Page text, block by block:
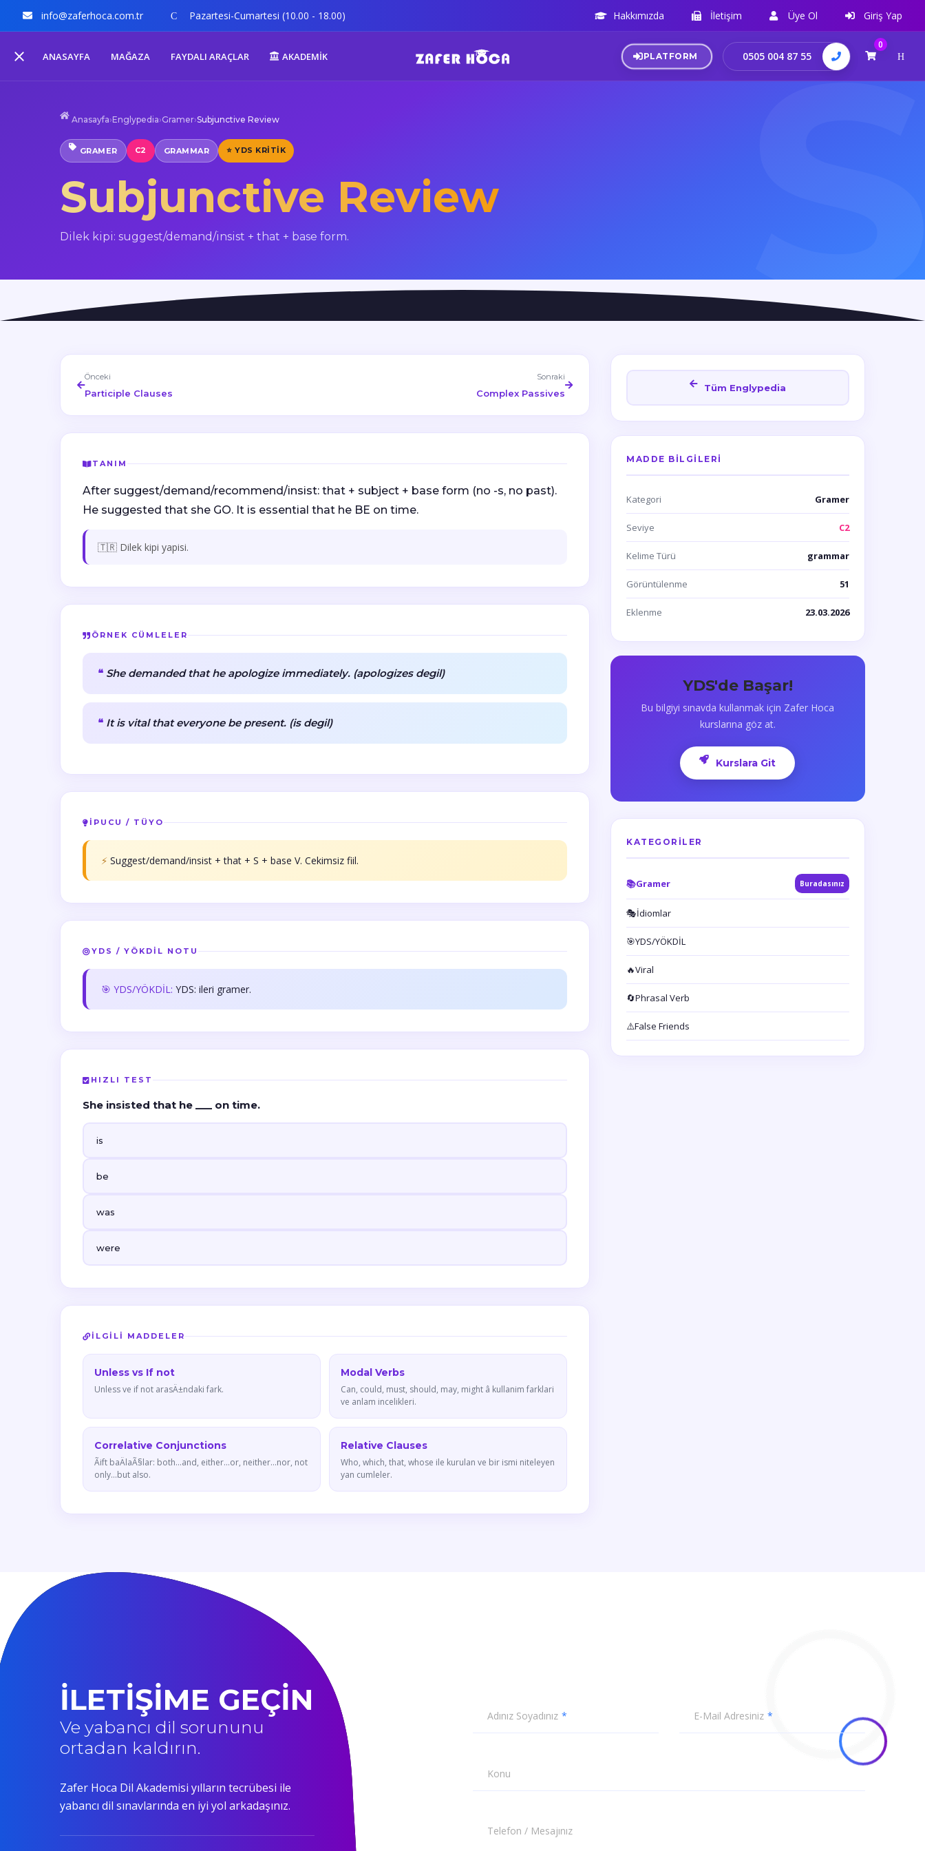
info@zaferhoca.com.tr Pazartesi-Cumartesi (10.00 - 18.00) Hakkımızda İletişim Üye Ol Giriş Yap
ANASAYFA MAĞAZA FAYDALI ARAÇLAR AKADEMİK PLATFORM 0505 004 87 55
0
Anasayfa›Englypedia›Gramer›Subjunctive Review
GRAMER C2 GRAMMAR ⭐ YDS KRITIK
Subjunctive Review
Dilek kipi: suggest/demand/insist + that + base form.
Önceki
Participle Clauses
Sonraki
Complex Passives
TANIM
After suggest/demand/recommend/insist: that + subject + base form (no -s, no past).
He suggested that she GO. It is essential that he BE on time.
🇹🇷 Dilek kipi yapisi.
ÖRNEK CÜMLELER
She demanded that he apologize immediately. (apologizes degil)
It is vital that everyone be present. (is degil)
İPUCU / TÜYO
⚡ Suggest/demand/insist + that + S + base V. Cekimsiz fiil.
YDS / YÖKDİL NOTU
🎯 YDS/YÖKDİL: YDS: ileri gramer.
HIZLI TEST
She insisted that he ___ on time.
is
be
was
were
İLGILI MADDELER
Unless vs If not
Unless ve if not arasÄ±ndaki fark.
Modal Verbs
Can, could, must, should, may, might â kullanim farklari
ve anlam incelikleri.
Correlative Conjunctions
Ãift baÄlaÃ§lar: both...and, either...or, neither...nor, not
only...but also.
Relative Clauses
Who, which, that, whose ile kurulan ve bir ismi niteleyen
yan cumleler.
Tüm Englypedia
MADDE BILGILERI
Kategori Gramer
Seviye C2
Kelime Türü grammar
Görüntülenme 51
Eklenme 23.03.2026
YDS'de Başar!
Bu bilgiyi sınavda kullanmak için Zafer Hoca
kurslarına göz at.
Kurslara Git
KATEGORILER
📚Gramer Buradasınız
🎭İdiomlar
🎯YDS/YÖKDİL
🔥Viral
🔄Phrasal Verb
⚠️False Friends
İLETİŞİME GEÇİN
Ve yabancı dil sorununu
ortadan kaldırın.
Zafer Hoca Dil Akademisi yılların tecrübesi ile
yabancı dil sınavlarında en iyi yol arkadaşınız.
Adınız Soyadınız E-Mail Adresiniz
Konu
Telefon / Mesajınız